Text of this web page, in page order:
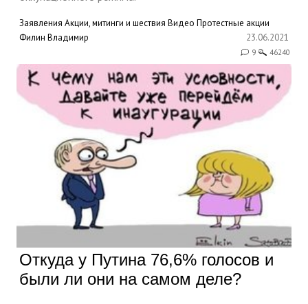
Заявления Акции, митинги и шествия Видео Протестные акции
Филин Владимир
23.06.2021
9 46240
Откуда у Путина 76,6% голосов и
были ли они на самом деле?